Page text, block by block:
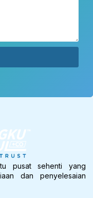
pusat sehenti yang
dan penyelesaian